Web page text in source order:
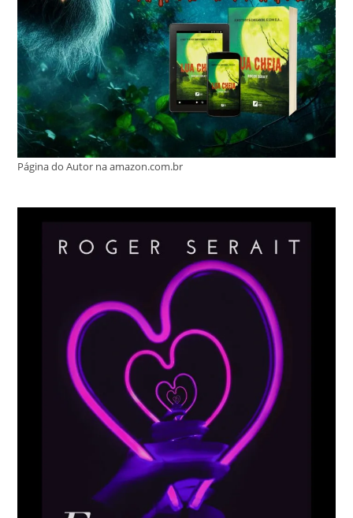
Página do Autor na amazon.com.br